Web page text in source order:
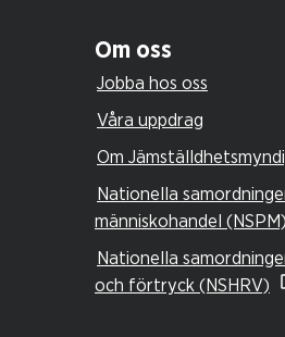
Om oss
Jobba hos oss
Våra uppdrag
Om
Nationella
människohandel (NSPM)
Nationella
och förtryck (NSHRV)